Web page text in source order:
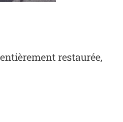
restaurée,